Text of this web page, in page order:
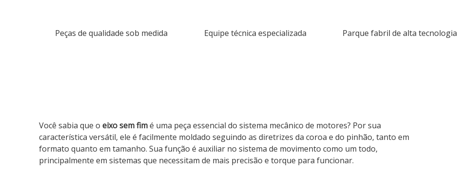
Peças de qualidade sob medida Equipe técnica especializada Parque fabril de alta tecnologia
Você sabia que o eixo sem fimé uma peça essencial do sistema mecânico de motores? Por sua
característica versátil, ele é facilmente moldado seguindo as diretrizes da coroa e do pinhão, tanto em
formato quanto em tamanho. Sua função é auxiliar no sistema de movimento como um todo,
principalmente em sistemas que necessitam de mais precisão e torque para funcionar.